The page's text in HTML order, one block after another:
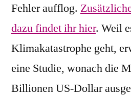
Fehler aufflog.
dazu findet ihr hier. Weil
Klimakatastrophe geht,
eine Studie, wonach die
Billionen US-Dollar